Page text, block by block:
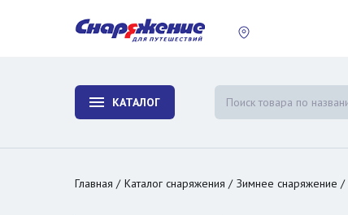
КАТАЛОГ
Главная Каталог снаряжения Зимнее снаряжение